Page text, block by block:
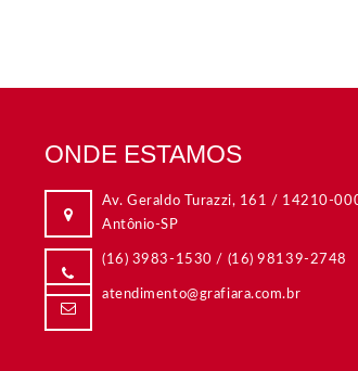
ONDE ESTAMOS
Av. Geraldo Turazzi, 161 / 14210-
Antônio-SP
(16) 3983-1530 / (16) 98139-2748
atendimento@grafiara.com.br